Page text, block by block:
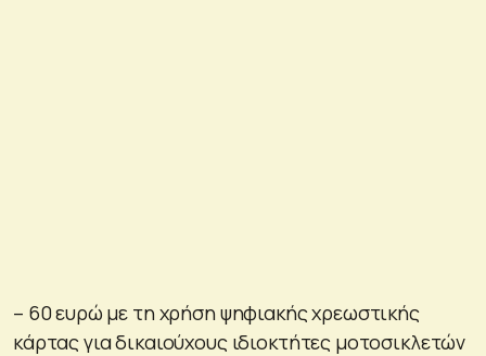
– 60 ευρώ με τη χρήση ψηφιακής χρεωστικής
κάρτας για δικαιούχους ιδιοκτήτες μοτοσικλετών